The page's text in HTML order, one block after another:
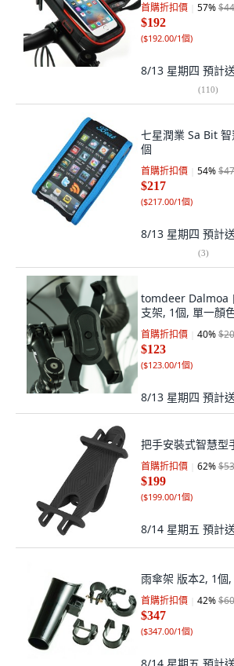
首購折扣價 57%
$192
($192.00/1個)
8/13 星期四 預計
(110)
七星潤業 Sa Bit
個
首購折扣價 54%
$217
($217.00/1個)
8/13 星期四 預計
(3)
tomdeer Dalmoa
支架, 1個, 單一顏
首購折扣價 40%
$123
($123.00/1個)
8/13 星期四 預計
把手安裝式智慧型
首購折扣價 62%
$199
($199.00/1個)
8/14 星期五 預計
雨傘架 版本2, 1個
首購折扣價 42%
$347
($347.00/1個)